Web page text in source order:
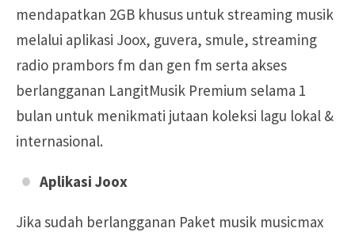
mendapatkan 2GB khusus untuk streaming musik
melalui aplikasi Joox, guvera, smule, streaming
radio prambors fm dan gen fm serta akses
berlangganan LangitMusik Premium selama 1
bulan untuk menikmati jutaan koleksi lagu lokal &
internasional.
Aplikasi Joox
Jika sudah berlangganan Paket musik musicmax